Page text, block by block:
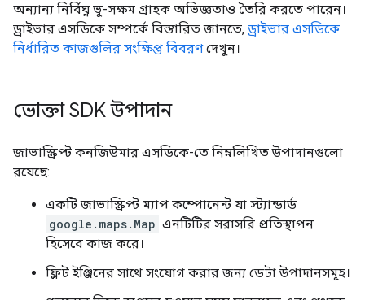
অন্যান্য নির্বিঘ্ন ভূ-সক্ষম গ্রাহক অভিজ্ঞতাও তৈরি করতে পারেন।
ড্রাইভার এসডিকে সম্পর্কে বিস্তারিত জানতে, ড্রাইভার এসডিকে
নির্ধারিত কাজগুলির সংক্ষিপ্ত বিবরণদেখুন।
ভোক্তা SDK উপাদান
জাভাস্ক্রিপ্ট কনজিউমার এসডিকে-তে নিম্নলিখিত উপাদানগুলো
রয়েছে:
একটি জাভাস্ক্রিপ্ট ম্যাপ কম্পোনেন্ট যা স্ট্যান্ডার্ড
google.maps.Map এনটিটির সরাসরি প্রতিস্থাপন
হিসেবে কাজ করে।
ফ্লিট ইঞ্জিনের সাথে সংযোগ করার জন্য ডেটা উপাদানসমূহ।